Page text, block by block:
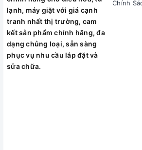
hồng phối trắng thanh lịch. Bên cạnh
treo vô cùng tiện lợi.
..
lạnh, máy giặt với giá cạnh
tranh nhất thị trường, cam
kết sản phẩm chính hãng, đa
dạng chủng loại, sẵn sàng
phục vụ nhu cầu lắp đặt và
sửa chữa.
Chính